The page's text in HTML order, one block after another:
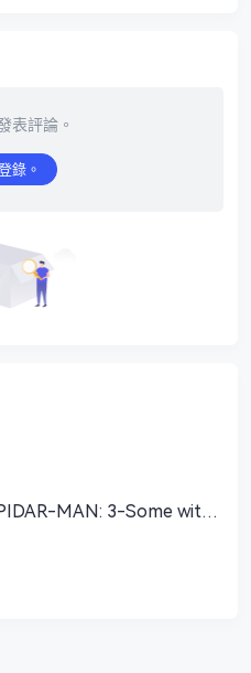
表評論。
錄。
MAN: 3-Some with